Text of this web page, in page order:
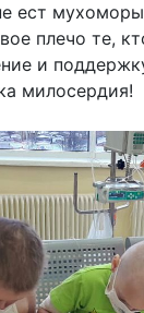
ест
плечо те,
и
милосердия!